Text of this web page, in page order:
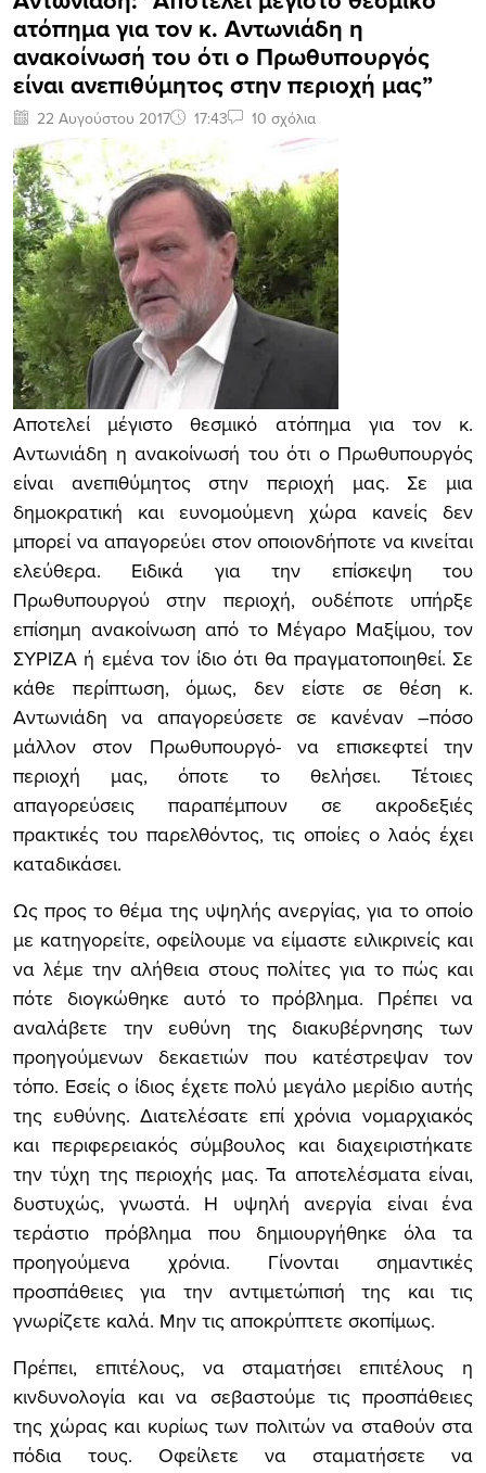
ατόπημα για τον κ. Αντωνιάδη η
ανακοίνωσή του ότι ο Πρωθυπουργός
είναι ανεπιθύμητος στην περιοχή μας”
22 Αυγούστου 2017 17:43 10 σχόλια
Αποτελεί μέγιστο θεσμικό ατόπημα για τον κ.
Αντωνιάδη η ανακοίνωσή του ότι ο Πρωθυπουργός
είναι ανεπιθύμητος στην περιοχή μας. Σε μια
δημοκρατική και ευνομούμενη χώρα κανείς δεν
μπορεί να απαγορεύει στον οποιονδήποτε να κινείται
ελεύθερα. Ειδικά για την επίσκεψη του
Πρωθυπουργού στην περιοχή, ουδέποτε υπήρξε
επίσημη ανακοίνωση από το Μέγαρο Μαξίμου, τον
ΣΥΡΙΖΑ ή εμένα τον ίδιο ότι θα πραγματοποιηθεί. Σε
κάθε περίπτωση, όμως, δεν είστε σε θέση κ.
Αντωνιάδη να απαγορεύσετε σε κανέναν –πόσο
μάλλον στον Πρωθυπουργό- να επισκεφτεί την
περιοχή μας, όποτε το θελήσει. Τέτοιες
απαγορεύσεις παραπέμπουν σε ακροδεξιές
πρακτικές του παρελθόντος, τις οποίες ο λαός έχει
καταδικάσει.
Ως προς το θέμα της υψηλής ανεργίας, για το οποίο
με κατηγορείτε, οφείλουμε να είμαστε ειλικρινείς και
να λέμε την αλήθεια στους πολίτες για το πώς και
πότε διογκώθηκε αυτό το πρόβλημα. Πρέπει να
αναλάβετε την ευθύνη της διακυβέρνησης των
προηγούμενων δεκαετιών που κατέστρεψαν τον
τόπο. Εσείς ο ίδιος έχετε πολύ μεγάλο μερίδιο αυτής
της ευθύνης. Διατελέσατε επί χρόνια νομαρχιακός
και περιφερειακός σύμβουλος και διαχειριστήκατε
την τύχη της περιοχής μας. Τα αποτελέσματα είναι,
δυστυχώς, γνωστά. Η υψηλή ανεργία είναι ένα
τεράστιο πρόβλημα που δημιουργήθηκε όλα τα
προηγούμενα χρόνια. Γίνονται σημαντικές
προσπάθειες για την αντιμετώπισή της και τις
γνωρίζετε καλά. Μην τις αποκρύπτετε σκοπίμως.
Πρέπει, επιτέλους, να σταματήσει επιτέλους η
κινδυνολογία και να σεβαστούμε τις προσπάθειες
της χώρας και κυρίως των πολιτών να σταθούν στα
πόδια τους. Οφείλετε να σταματήσετε να